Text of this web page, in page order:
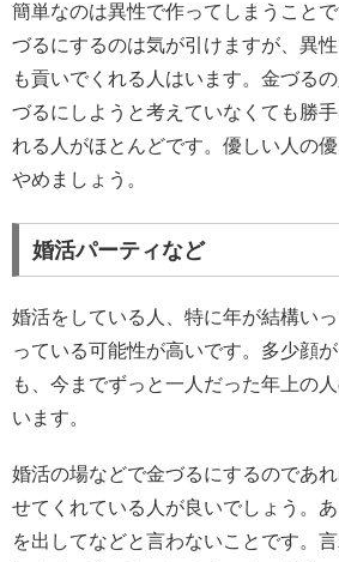
簡単なのは異性で作ってしまうこと
づるにするのは気が引けますが、異
も貢いでくれる人はいます。金づる
づるにしようと考えていなくても勝
れる人がほとんどです。優しい人の
やめましょう。
婚活パーティなど
婚活をしている人、特に年が結構い
っている可能性が高いです。多少顔
も、今までずっと一人だった年上の
います。
婚活の場などで金づるにするのであ
せてくれている人が良いでしょう。
を出してなどと言わないことです。